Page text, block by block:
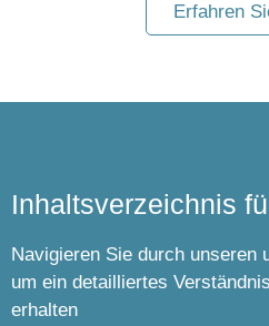
Erfahren
Inhaltsverzeichnis
Navigieren Sie durch unseren
um ein detailliertes
erhalten